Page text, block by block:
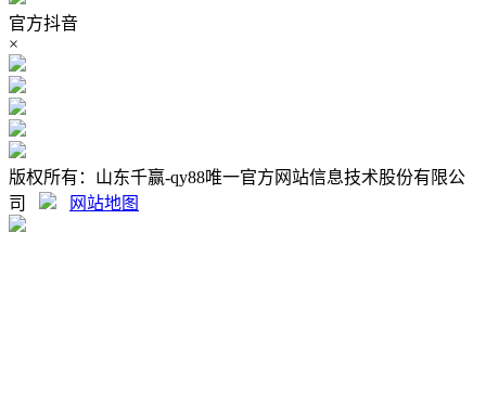
官方抖音
×
版权所有：山东千赢-qy88唯一官方网站信息技术股份有限公
司
网站地图